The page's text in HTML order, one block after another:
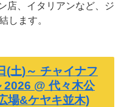
店、イタリアンなど、ジ
します。
(土)～ チャイナフ
2026 @ 代々木公
場&ケヤキ並木)